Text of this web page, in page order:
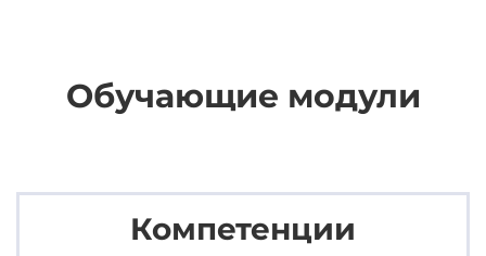
Обучающие модули
Компетенции